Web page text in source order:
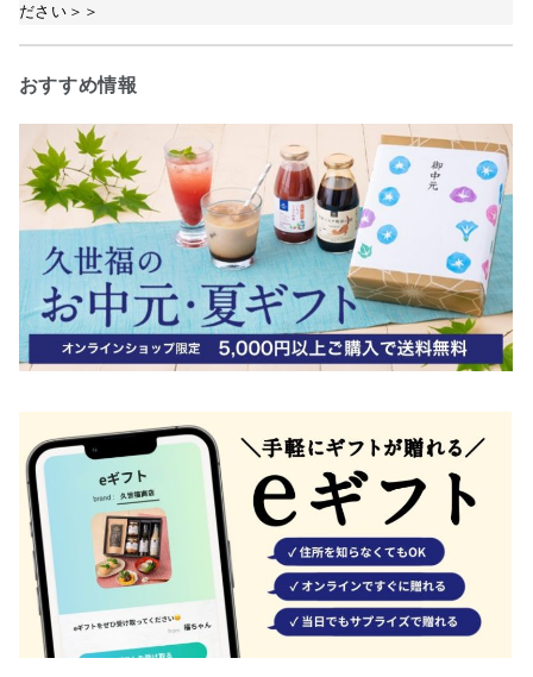
ださい＞＞
おすすめ情報